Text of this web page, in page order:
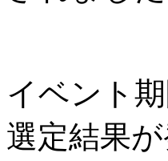
イベント
選定結果